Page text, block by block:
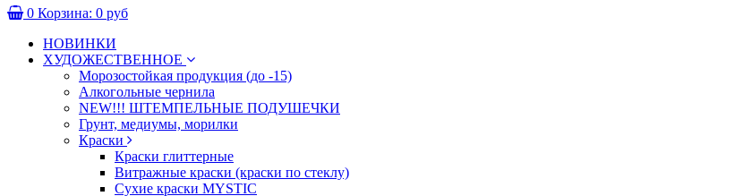
0 Корзина: 0 руб
НОВИНКИ
ХУДОЖЕСТВЕННОЕ
Морозостойкая продукция (до -15)
Алкогольные чернила
NEW!!! ШТЕМПЕЛЬНЫЕ ПОДУШЕЧКИ
Грунт, медиумы, морилки
Краски
Краски глиттерные
Витражные краски (краски по стеклу)
Сухие краски MYSTIC